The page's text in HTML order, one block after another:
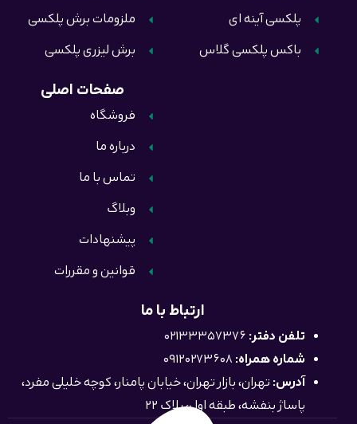
ملزومات برش پلکسی
برش لیزری پلکسی
پلکسی آینه ای
باکس پلکسی گلاس
صفحات اصلی
فروشگاه
درباره ما
تماس با ما
وبلاگ
پیشنهادات
قوانین و مقررات
ارتباط با ما
تلفن دفتر: 02133357376
شماره همراه: 09120273608
آدرس: تهران، بازار تهران، خیابان پامنار، کوچه خلیلی مفرد،
پاساژ بنفشه، طبقه اول، پلاک 22